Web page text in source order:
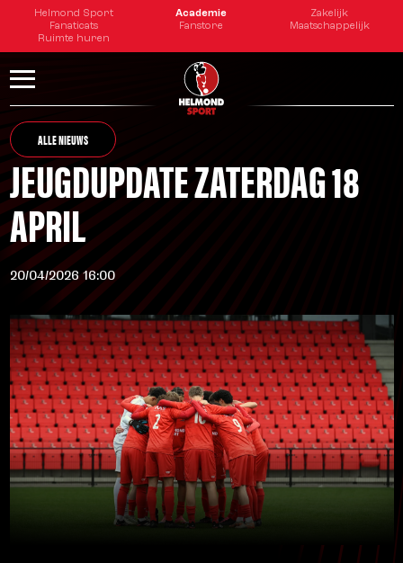
Helmond Sport Academie
Zakelijk
Fanaticats
Fanstore
Maatschappelijk
Ruimte huren
ALLE NIEUWS
JEUGDUPDATE ZATERDAG 18
APRIL
20/04/2026 16:00